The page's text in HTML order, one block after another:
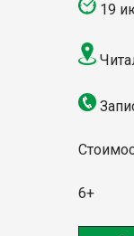
19
6+